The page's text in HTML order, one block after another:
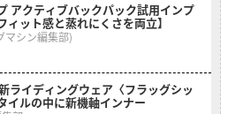
アクティブバックパック試用インプ
ィット感と蒸れにくさを両立】
マシン編集部)
ライディングウェア〈フラッグシッ
イルの中に新機軸インナー